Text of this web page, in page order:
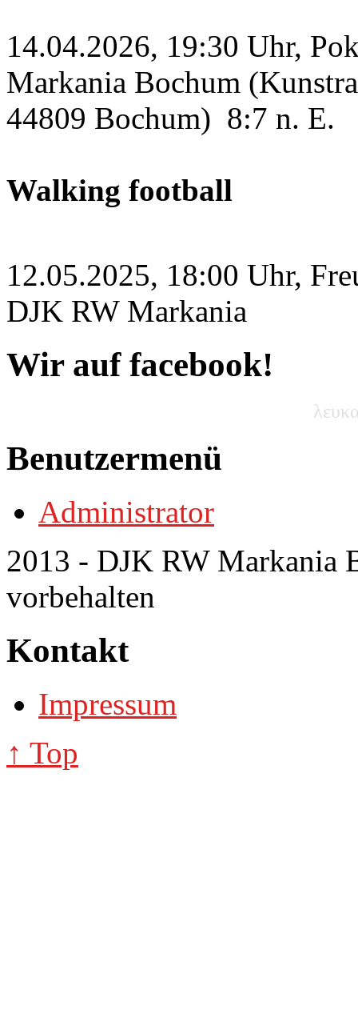
14.04.2026, 19:30 Uhr,
Markania Bochum
44809 Bochum) 8:7 n. E.
Walking football
12.05.2025, 18:00 Uhr,
DJK RW Markania
Wir auf facebook!
Benutzermenü
Administrator
2013 - DJK RW Markania
vorbehalten
Kontakt
Impressum
↑ Top